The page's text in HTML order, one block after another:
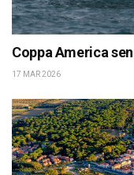
Coppa America
17 MAR 2026